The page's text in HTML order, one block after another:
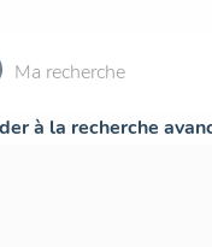
à la recherche